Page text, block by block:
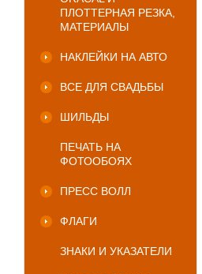
ПЛОТТЕРНАЯ РЕЗКА,
МАТЕРИАЛЫ
НАКЛЕЙКИ НА АВТО
ВСЕ ДЛЯ СВАДЬБЫ
ШИЛЬДЫ
ПЕЧАТЬ НА
ФОТООБОЯХ
ПРЕСС ВОЛЛ
ФЛАГИ
ЗНАКИ И УКАЗАТЕЛИ